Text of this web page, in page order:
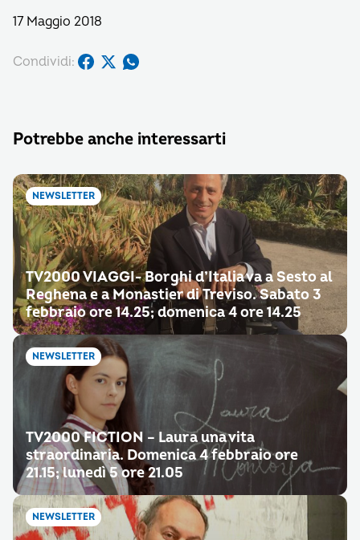
17 Maggio 2018
Condividi:
Potrebbe anche interessarti
NEWSLETTER
TV2000 VIAGGI- Borghi d’Italia va a Sesto al
Reghena e a Monastier di Treviso. Sabato 3
febbraio ore 14.25; domenica 4 ore 14.25
NEWSLETTER
TV2000 FICTION – Laura una vita
straordinaria. Domenica 4 febbraio ore
21.15; lunedì 5 ore 21.05
NEWSLETTER